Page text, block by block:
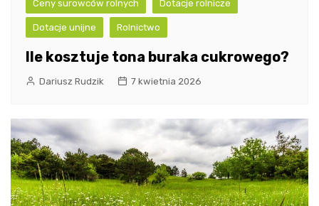
Ceny surowców rolnych Dotacje rolnicze
Dotacje unijne Rolnictwo
Ile kosztuje tona buraka cukrowego?
Dariusz Rudzik 7 kwietnia 2026